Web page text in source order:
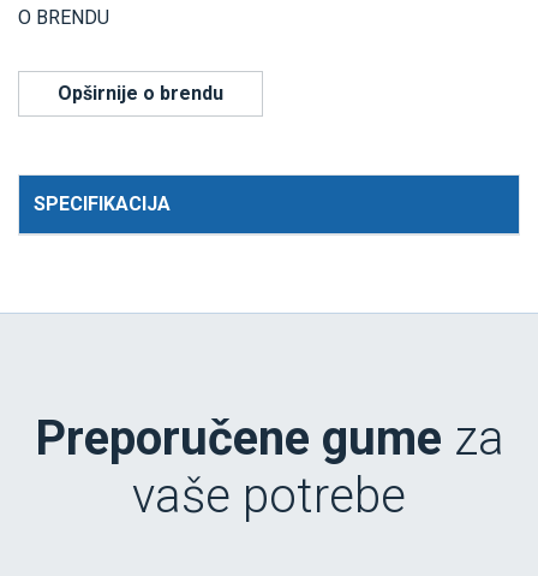
O BRENDU
Opširnije o brendu
SPECIFIKACIJA
Preporučene gume za
vaše potrebe